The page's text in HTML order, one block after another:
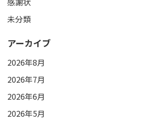
未分類
アーカイブ
2026年8月
2026年7月
2026年6月
2026年5月